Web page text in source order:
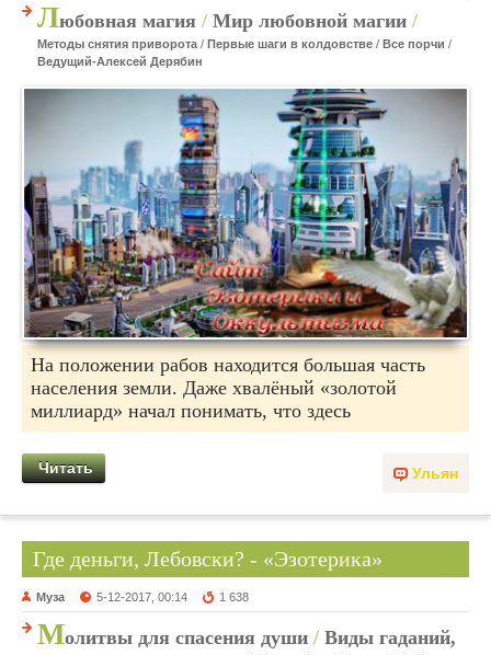
Любовная магия / Мир любовной магии /
Методы снятия приворота / Первые шаги в колдовстве / Все порчи /
Ведущий-Алексей Дерябин
На положении рабов находится большая часть
населения земли. Даже хвалёный «золотой
миллиард» начал понимать, что здесь
Ульян
Читать
Где деньги, Лебовски? - «Эзотерика»
Муза 5-12-2017, 00:14 1 638
Молитвы для спасения души / Виды гаданий,